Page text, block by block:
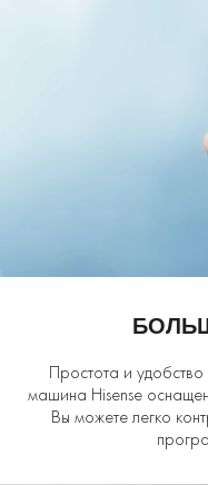
Простота и
машина Hisense
Вы можете легко